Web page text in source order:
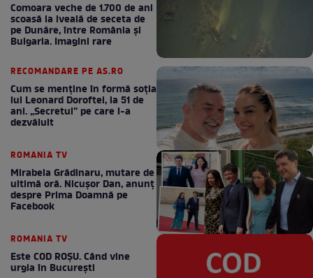
Comoara veche de 1.700 de ani
scoasă la iveală de seceta de
pe Dunăre, între România şi
Bulgaria. Imagini rare
RECOMANDARE PE AS.RO
Cum se menţine în formă soţia
lui Leonard Doroftei, la 51 de
ani. „Secretul” pe care l-a
dezvăluit
ROMANIA TV
Mirabela Grădinaru, mutare de
ultimă oră. Nicuşor Dan, anunţ
despre Prima Doamnă pe
Facebook
ROMANIA TV
Este COD ROŞU. Când vine
urgia în Bucureşti